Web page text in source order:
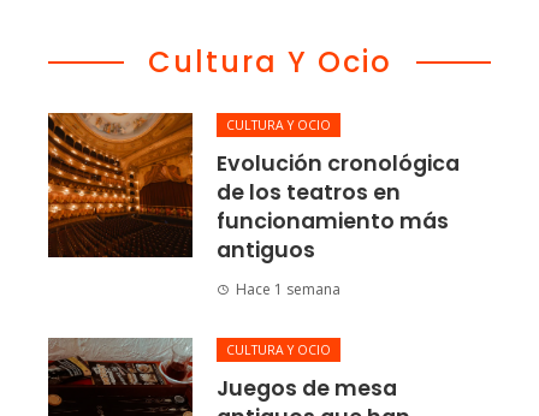
Cultura Y Ocio
CULTURA Y OCIO
Evolución cronológica
de los teatros en
funcionamiento más
antiguos
Hace 1 semana
CULTURA Y OCIO
Juegos de mesa